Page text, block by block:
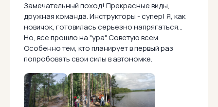
Замечательный поход! Прекрасные виды,
дружная команда. Инструкторы - супер! Я, как
новичок, готовилась серьезно напрягаться...
Но, все прошло на "ура". Советую всем.
Особенно тем, кто планирует в первый раз
попробовать свои силы в автономке.